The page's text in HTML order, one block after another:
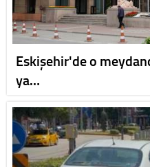
Eskişehir'de o
ya…